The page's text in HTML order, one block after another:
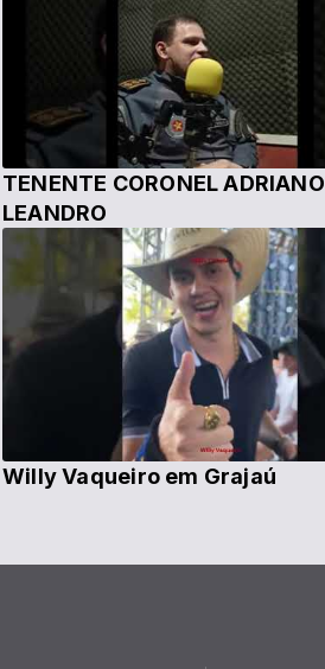
TENENTE CORONEL ADRIANO
LEANDRO
Willy Vaqueiro em Grajaú